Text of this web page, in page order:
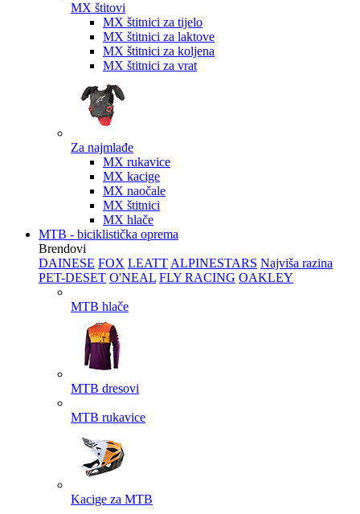
MX štitovi
MX štitnici za tijelo
MX štitnici za laktove
MX štitnici za koljena
MX štitnici za vrat
Za najmlađe
MX rukavice
MX kacige
MX naočale
MX štitnici
MX hlače
MTB - biciklistička oprema
Brendovi
DAINESE FOX LEATT ALPINESTARS Najviša razina
PET-DESET O'NEAL FLY RACING OAKLEY
MTB hlače
MTB dresovi
MTB rukavice
Kacige za MTB